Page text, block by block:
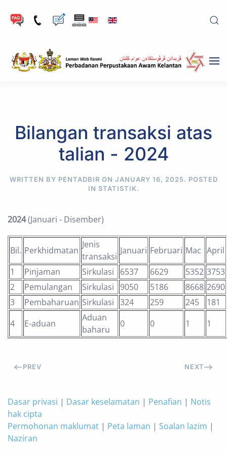
Skip to main content
Bilangan transaksi atas
talian - 2024
WRITTEN BY PENTADBIR ON JANUARY 16, 2025. POSTED
IN STATISTIK.
2024(Januari - Disember)
Bil. Perkhidmatan
Jenis
transaksi
Januari Februari Mac April
1
Pinjaman Sirkulasi 6537 6629 5352 3753
2
Pemulangan Sirkulasi 9050 5186 8668 2690
3
Pembaharuan Sirkulasi 324 259 245
181
4
E-aduan
Aduan
baharu
0 0 1 1
PREV NEXT
Dasar privasi | Dasar keselamatan | Penafian | Notis
hak cipta
Permohonan maklumat | Peta laman | Soalan lazim |
Naziran